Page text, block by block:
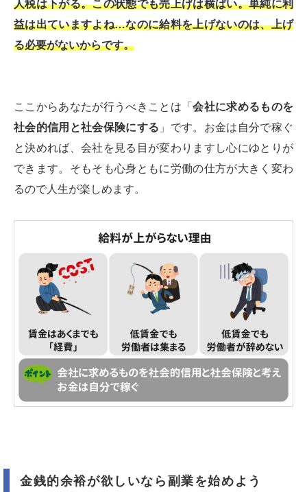
人税は下がる。この状態でも売上げは横ばい。単純に利
益は出ていますよね…なのに給料を上げないのは、上げ
る必要がないからです。
ここからあなたが行うべきことは「会社に求めるものを
社会的信用と社会保険にする 」です。お金は自分で稼ぐ
と決めれば、会社を見る目が変わりますし心にゆとりが
できます。そもそも心身ともに労働の仕方が大きく変わ
るので人生が楽しめます。
金銭的余裕が欲しいなら副業を始めよう